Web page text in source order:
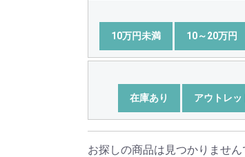
10万円未満 10～20万円
在庫あり アウトレッ
お探しの商品は見つかりません